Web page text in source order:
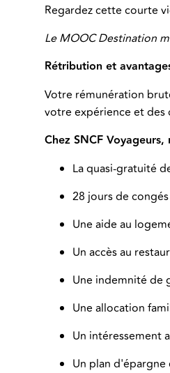
Regardez cette courte
Le MOOC Destination
Rétribution et
Votre rémunération
votre expérience et
Chez SNCF
La quasi-gratuité
28 jours de congés
Une aide au
Un accès au
Une indemnité de
Une allocation
Un intéressement
Un plan d'épargne